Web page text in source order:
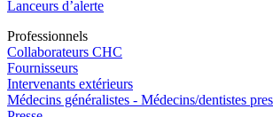
Lanceurs d’alerte
Professionnels
Collaborateurs CHC
Fournisseurs
Intervenants extérieurs
Médecins généralistes - Médecins/dentistes